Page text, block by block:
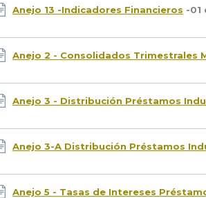
Anejo 13 -Indicadores Financieros -01
Anejo 2 - Consolidados Trimestrales
Anejo 3 - Distribución Préstamos
Anejo 3-A Distribución Préstamos
Anejo 5 - Tasas de Intereses